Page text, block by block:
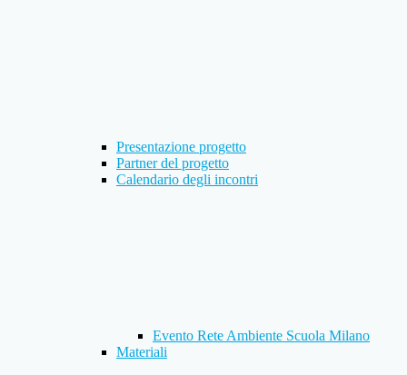
Presentazione progetto
Partner del progetto
Calendario degli incontri
Evento Rete Ambiente Scuola Milano
Materiali